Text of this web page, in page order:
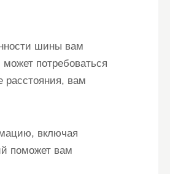
шины вам
потребоваться
вам
включая
поможет вам